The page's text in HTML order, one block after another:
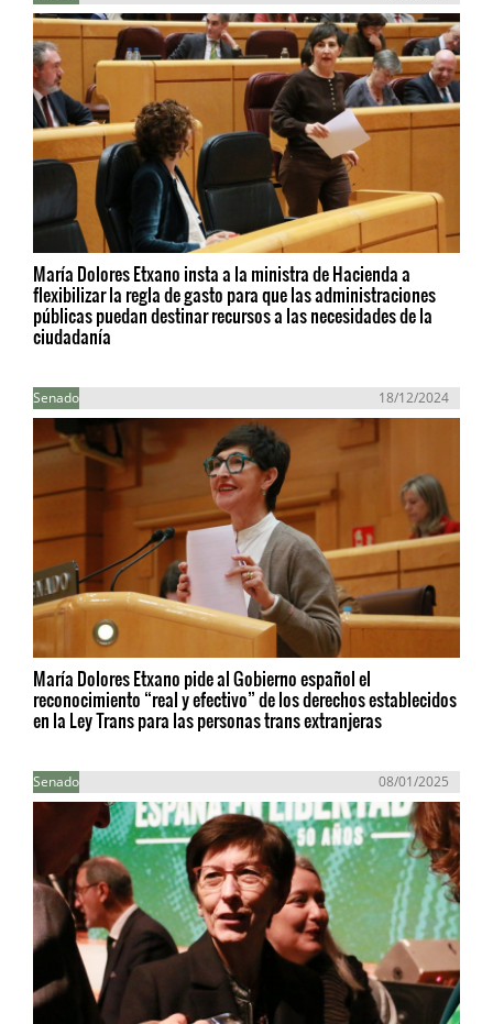
María Dolores Etxano insta a la ministra de Hacienda a
flexibilizar la regla de gasto para que las administraciones
públicas puedan destinar recursos a las necesidades de la
ciudadanía
Senado 18/12/2024
María Dolores Etxano pide al Gobierno español el
reconocimiento “real y efectivo” de los derechos establecidos
en la Ley Trans para las personas trans extranjeras
Senado 08/01/2025